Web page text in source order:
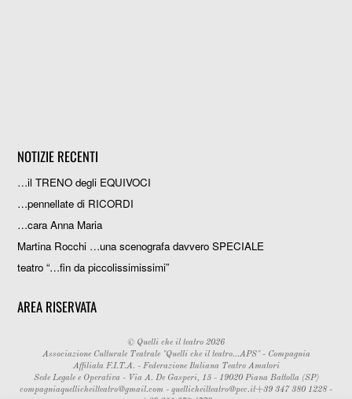
NOTIZIE RECENTI
…il TRENO degli EQUIVOCI
…pennellate di RICORDI
…cara Anna Maria
Martina Rocchi …una scenografa davvero SPECIALE
teatro “…fin da piccolissimissimi”
AREA RISERVATA
© Quelli che il teatro 2026
Associazione Culturale Teatrale "Quelli che il teatro...APS" - Compagnia
Affiliata F.I.T.A. - Federazione Italiana Teatro Amatori
Sede Legale e Operativa - Via A. De Gasperi, 15 - 19020 Piana Battolla (SP)
compagniaquellicheilteatro@gmail.com - quellicheilteatro@pec.it+39 347 380 1228 -